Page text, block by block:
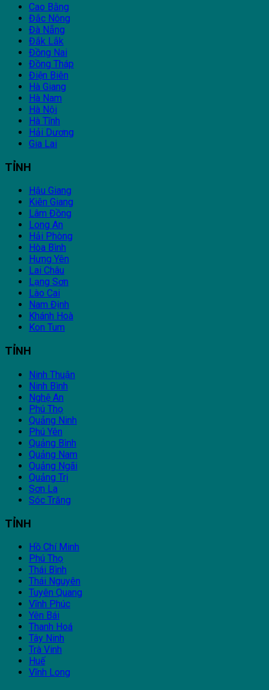
Cao Bằng
Đắc Nông
Đà Nẵng
Đắk Lắk
Đồng Nai
Đồng Tháp
Điện Biên
Hà Giang
Hà Nam
Hà Nội
Hà Tĩnh
Hải Dương
Gia Lai
TỈNH
Hậu Giang
Kiên Giang
Lâm Đồng
Long An
Hải Phòng
Hòa Bình
Hưng Yên
Lai Châu
Lạng Sơn
Lào Cai
Nam Định
Khánh Hoà
Kon Tum
TỈNH
Ninh Thuận
Ninh Bình
Nghệ An
Phú Thọ
Quảng Ninh
Phú Yên
Quảng Bình
Quảng Nam
Quảng Ngãi
Quảng Trị
Sơn La
Sóc Trăng
TỈNH
Hồ Chí Minh
Phú Thọ
Thái Bình
Thái Nguyên
Tuyên Quang
Vĩnh Phúc
Yên Bái
Thanh Hoá
Tây Ninh
Trà Vinh
Huế
Vĩnh Long